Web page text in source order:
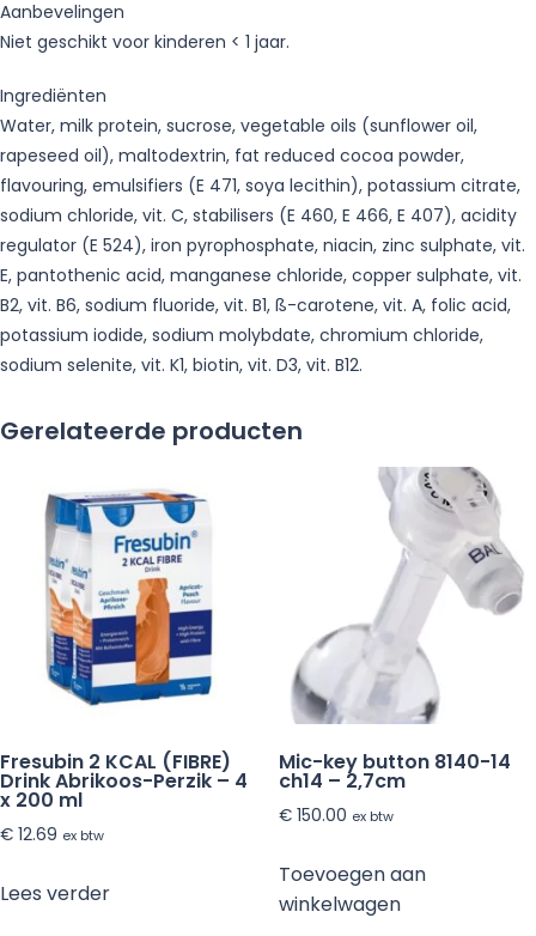
Aanbevelingen
Niet geschikt voor kinderen < 1 jaar.
Ingrediënten
Water, milk protein, sucrose, vegetable oils (sunflower oil,
rapeseed oil), maltodextrin, fat reduced cocoa powder,
flavouring, emulsifiers (E 471, soya lecithin), potassium citrate,
sodium chloride, vit. C, stabilisers (E 460, E 466, E 407), acidity
regulator (E 524), iron pyrophosphate, niacin, zinc sulphate, vit.
E, pantothenic acid, manganese chloride, copper sulphate, vit.
B2, vit. B6, sodium fluoride, vit. B1, ß-carotene, vit. A, folic acid,
potassium iodide, sodium molybdate, chromium chloride,
sodium selenite, vit. K1, biotin, vit. D3, vit. B12.
Gerelateerde producten
Fresubin 2 KCAL (FIBRE)
Drink Abrikoos-Perzik – 4
x 200 ml
€ 12.69 ex btw
Lees verder
Mic-key button 8140-14
ch14 – 2,7cm
€150.00 ex btw
Toevoegen aan
winkelwagen